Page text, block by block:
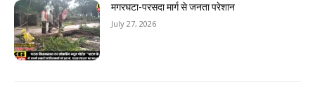
मगरघटा-परसदा मार्ग से जनता परेशान
July 27, 2026